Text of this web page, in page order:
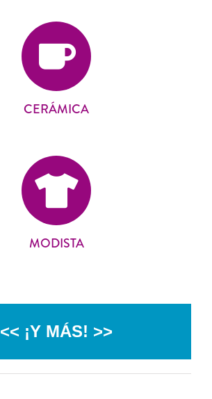
CERÁMICA
MODISTA
<< ¡Y MÁS! >>